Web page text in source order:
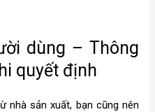
dùng – Thông
quyết định
nhà sản xuất, bạn cũng nên